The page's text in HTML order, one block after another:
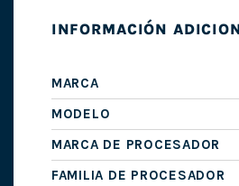
INFORMACIÓN
MARCA
MODELO
MARCA DE PROCESADOR
FAMILIA DE PROCESADOR